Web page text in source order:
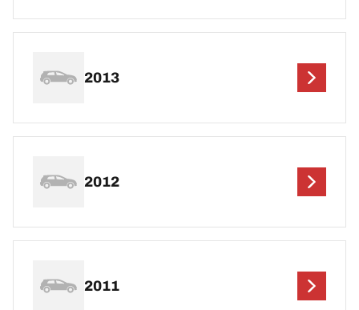
2013
2012
2011